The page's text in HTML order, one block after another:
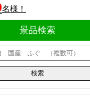
名様！
景品検索